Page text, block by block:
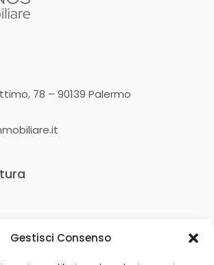
Gestisci Consenso
78 – 90139 Palermo